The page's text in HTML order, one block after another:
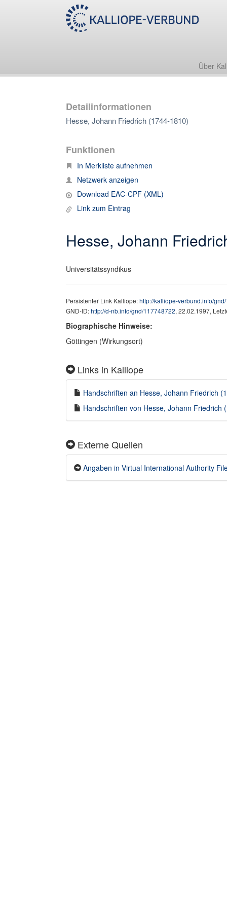
Über
Detailinformationen
Hesse, Johann Friedrich (1744-1810)
Funktionen
In Merkliste aufnehmen
Netzwerk anzeigen
Download EAC-CPF (XML)
Link zum Eintrag
Hesse, Johann
Universitätssyndikus
Persistenter Link Kalliope:http://kalliope-verbund.info/
GND-ID:http://d-nb.info/gnd/117748722, 22.02.1997,
Biographische Hinweise:
Göttingen (Wirkungsort)
Links in Kalliope
Handschriften an Hesse, Johann Friedrich
Handschriften von Hesse, Johann Friedrich
Externe Quellen
Angaben in Virtual International Authority